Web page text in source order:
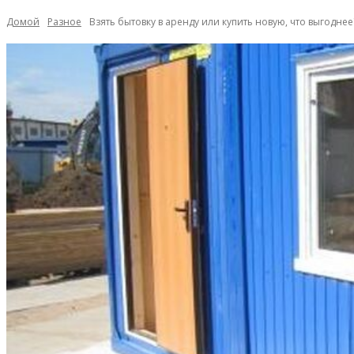
Домой Разное Взять бытовку в аренду или купить новую, что